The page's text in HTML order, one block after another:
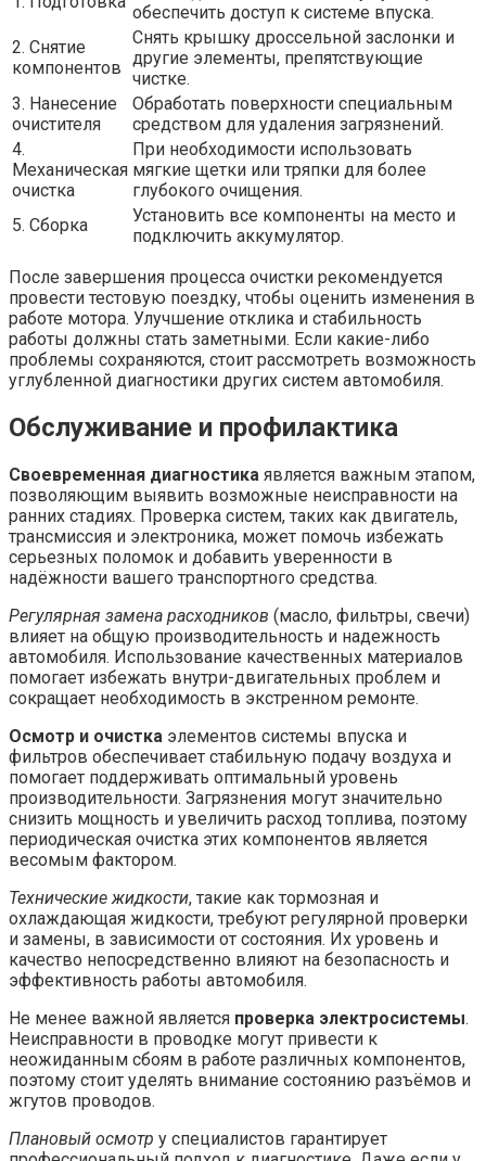
обеспечить доступ к системе впуска.
2. Снятие
компонентов
Снять крышку дроссельной заслонки и
другие элементы, препятствующие
чистке.
3. Нанесение
очистителя
Обработать поверхности специальным
средством для удаления загрязнений.
4.
Механическая
очистка
При необходимости использовать
мягкие щетки или тряпки для более
глубокого очищения.
5. Сборка
Установить все компоненты на место и
подключить аккумулятор.
После завершения процесса очистки рекомендуется
провести тестовую поездку, чтобы оценить изменения в
работе мотора. Улучшение отклика и стабильность
работы должны стать заметными. Если какие-либо
проблемы сохраняются, стоит рассмотреть возможность
углубленной диагностики других систем автомобиля.
Обслуживание и профилактика
Своевременная диагностика является важным этапом,
позволяющим выявить возможные неисправности на
ранних стадиях. Проверка систем, таких как двигатель,
трансмиссия и электроника, может помочь избежать
серьезных поломок и добавить уверенности в
надёжности вашего транспортного средства.
Регулярная замена расходников (масло, фильтры, свечи)
влияет на общую производительность и надежность
автомобиля. Использование качественных материалов
помогает избежать внутри-двигательных проблем и
сокращает необходимость в экстренном ремонте.
Осмотр и очистка элементов системы впуска и
фильтров обеспечивает стабильную подачу воздуха и
помогает поддерживать оптимальный уровень
производительности. Загрязнения могут значительно
снизить мощность и увеличить расход топлива, поэтому
периодическая очистка этих компонентов является
весомым фактором.
Технические жидкости, такие как тормозная и
охлаждающая жидкости, требуют регулярной проверки
и замены, в зависимости от состояния. Их уровень и
качество непосредственно влияют на безопасность и
эффективность работы автомобиля.
Не менее важной является проверка электросистемы.
Неисправности в проводке могут привести к
неожиданным сбоям в работе различных компонентов,
поэтому стоит уделять внимание состоянию разъёмов и
жгутов проводов.
Плановый осмотр у специалистов гарантирует